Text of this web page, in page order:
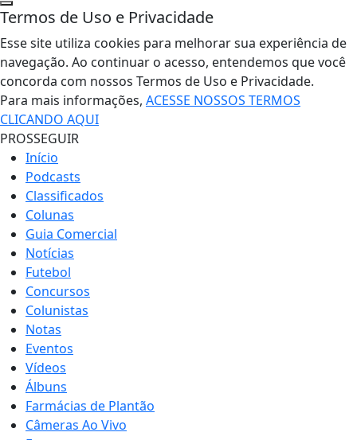
Termos de Uso e Privacidade
Esse site utiliza cookies para melhorar sua experiência de
navegação. Ao continuar o acesso, entendemos que você
concorda com nossos Termos de Uso e Privacidade.
Para mais informações, ACESSE NOSSOS TERMOS
CLICANDO AQUI
PROSSEGUIR
Início
Podcasts
Classificados
Colunas
Guia Comercial
Notícias
Futebol
Concursos
Colunistas
Notas
Eventos
Vídeos
Álbuns
Farmácias de Plantão
Câmeras Ao Vivo